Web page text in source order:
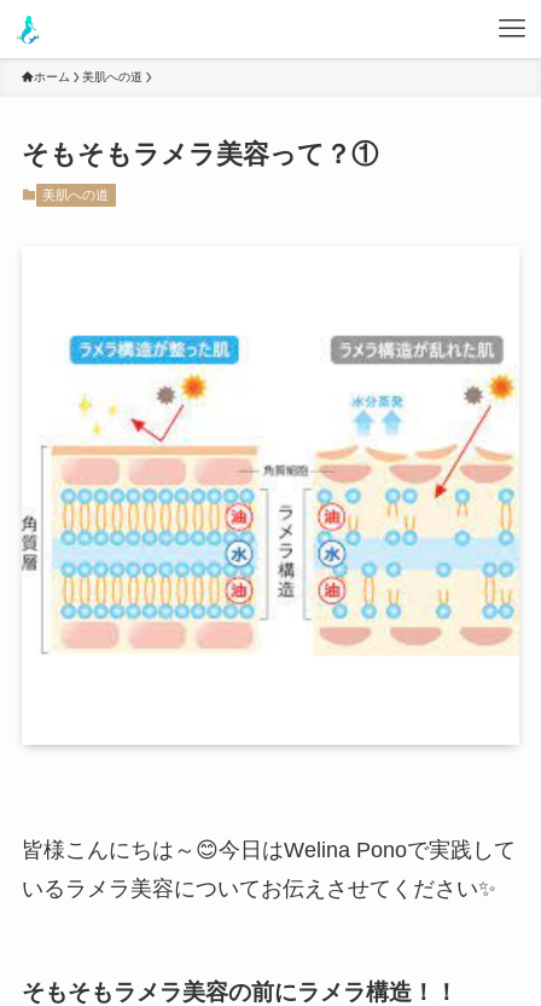
ホーム 美肌への道
そもそもラメラ美容って？①
美肌への道
皆様こんにちは～😊今日はWelina Ponoで実践して
いるラメラ美容についてお伝えさせてください✨
そもそもラメラ美容の前にラメラ構造！！